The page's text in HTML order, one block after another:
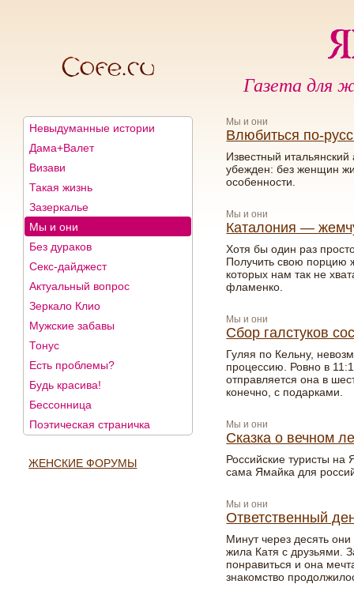
Газета для
Невыдуманные истории
Дама+Валет
Визави
Такая жизнь
Зазеркалье
Мы и они
Без дураков
Секс-дайджест
Актуальный вопрос
Зеркало Клио
Мужские забавы
Тонус
Есть проблемы?
Будь красива!
Бессонница
Поэтическая страничка
ЖЕНСКИЕ ФОРУМЫ
Мы и они
Влюбиться по-
Известный
убежден: без женщин
особенности.
Мы и они
Каталония —
Хотя бы один раз
Получить свою порцию
которых нам так не
фламенко.
Мы и они
Сбор галстуков
Гуляя по Кельну,
процессию. Ровно в
отправляется она в
конечно, с подарками.
Мы и они
Сказка о вечном
Российские туристы на
сама Ямайка для
Мы и они
Ответственный
Минут через десять
жила Катя с друзьями.
понравиться и она
знакомство